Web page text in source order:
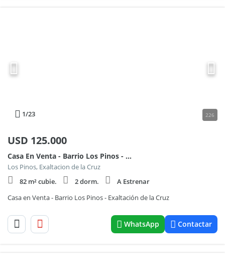
1/23 226
USD 125.000
Casa En Venta - Barrio Los Pinos - Exaltacion de la Cruz
Los Pinos, Exaltacion de la Cruz
82 m² cubie.
2 dorm.
A Estrenar
Casa en Venta - Barrio Los Pinos - Exaltación de la Cruz
WhatsApp Contactar